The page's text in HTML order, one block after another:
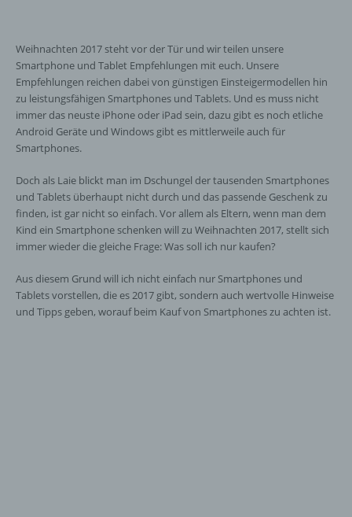
Weihnachten 2017 steht vor der Tür und wir teilen unsere
Smartphone und Tablet Empfehlungen mit euch. Unsere
Empfehlungen reichen dabei von günstigen Einsteigermodellen hin
zu leistungsfähigen Smartphones und Tablets. Und es muss nicht
immer das neuste iPhone oder iPad sein, dazu gibt es noch etliche
Android Geräte und Windows gibt es mittlerweile auch für
Smartphones.
Doch als Laie blickt man im Dschungel der tausenden Smartphones
und Tablets überhaupt nicht durch und das passende Geschenk zu
finden, ist gar nicht so einfach. Vor allem als Eltern, wenn man dem
Kind ein Smartphone schenken will zu Weihnachten 2017, stellt sich
immer wieder die gleiche Frage: Was soll ich nur kaufen?
Aus diesem Grund will ich nicht einfach nur Smartphones und
Tablets vorstellen, die es 2017 gibt, sondern auch wertvolle Hinweise
und Tipps geben, worauf beim Kauf von Smartphones zu achten ist.